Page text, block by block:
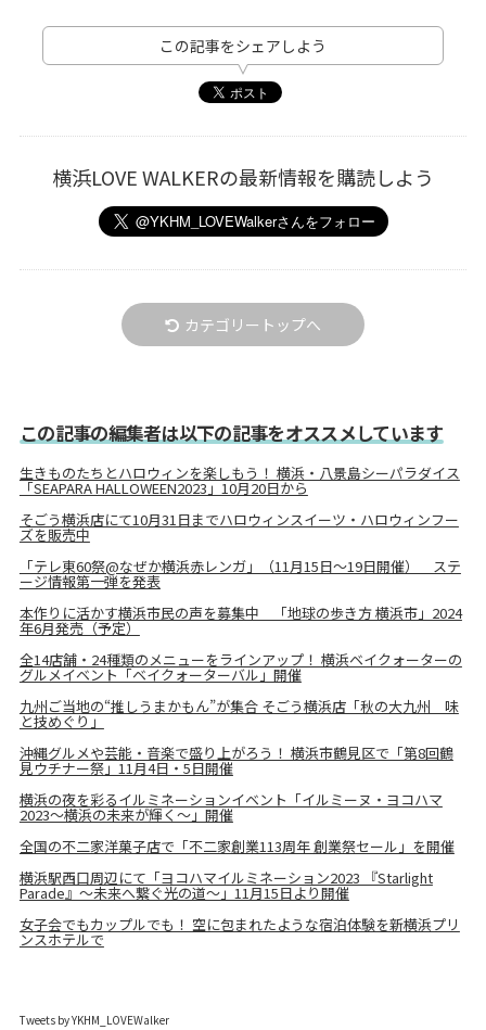
この記事をシェアしよう
横浜LOVE WALKERの最新情報を購読しよう
カテゴリートップへ
この記事の編集者は以下の記事をオススメしています
生きものたちとハロウィンを楽しもう！ 横浜・八景島シーパラダイス
「SEAPARA HALLOWEEN2023」10月20日から
そごう横浜店にて10月31日までハロウィンスイーツ・ハロウィンフー
ズを販売中
「テレ東60祭@なぜか横浜赤レンガ」（11月15日～19日開催） ステ
ージ情報第一弾を発表
本作りに活かす横浜市民の声を募集中 「地球の歩き方 横浜市」2024
年6月発売（予定）
全14店舗・24種類のメニューをラインアップ！ 横浜ベイクォーターの
グルメイベント「ベイクォーターバル」開催
九州ご当地の“推しうまかもん”が集合 そごう横浜店「秋の大九州 味
と技めぐり」
沖縄グルメや芸能・音楽で盛り上がろう！ 横浜市鶴見区で「第8回鶴
見ウチナー祭」11月4日・5日開催
横浜の夜を彩るイルミネーションイベント「イルミーヌ・ヨコハマ
2023～横浜の未来が輝く～」開催
全国の不二家洋菓子店で「不二家創業113周年 創業祭セール」を開催
横浜駅西口周辺にて「ヨコハマイルミネーション2023 『Starlight
Parade』～未来へ繋ぐ光の道～」11月15日より開催
女子会でもカップルでも！ 空に包まれたような宿泊体験を新横浜プリ
ンスホテルで
Tweets by YKHM_LOVEWalker